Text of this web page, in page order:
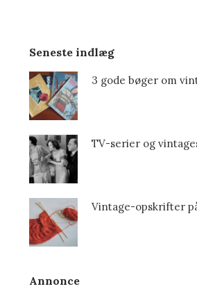
Seneste indlæg
3 gode bøger om
TV-serier og
Vintage-opskrifter
Annonce